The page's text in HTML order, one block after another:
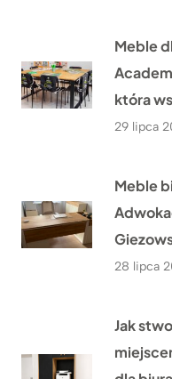
Meble
która
29 lipca
Meble
28 lipca
Jak